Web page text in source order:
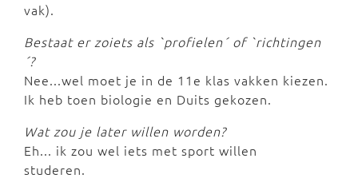
vak).
Bestaat er zoiets als `profielen´ of `richtingen
´?
Nee...wel moet je in de 11e klas vakken kiezen.
Ik heb toen biologie en Duits gekozen.
Wat zou je later willen worden?
Eh... ik zou wel iets met sport willen
studeren.